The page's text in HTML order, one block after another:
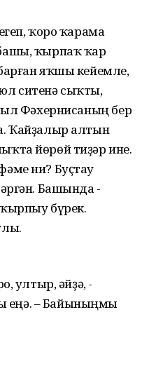
ҡоро ҡарама
ҡырпаҡ ҡар
яҡшы кейемле,
ситенә сыҡты,
Фәхернисаның бер
Ҡайҙалыр алтын
йөрөй тиҙәр ине.
ни? Буҫтау
Башында -
бүрек.
ултыр, әйҙә, -
еңә. – Байыныңмы